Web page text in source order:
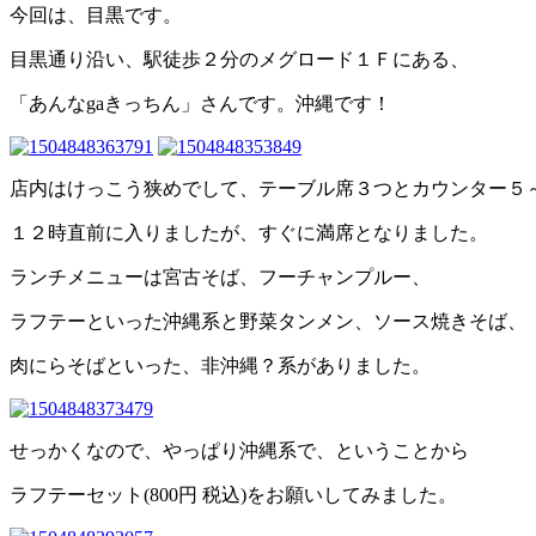
今回は、目黒です。
目黒通り沿い、駅徒歩２分のメグロード１Ｆにある、
「あんなgaきっちん」さんです。沖縄です！
店内はけっこう狭めでして、テーブル席３つとカウンター５
１２時直前に入りましたが、すぐに満席となりました。
ランチメニューは宮古そば、フーチャンプルー、
ラフテーといった沖縄系と野菜タンメン、ソース焼きそば、
肉にらそばといった、非沖縄？系がありました。
せっかくなので、やっぱり沖縄系で、ということから
ラフテーセット(800円 税込)をお願いしてみました。